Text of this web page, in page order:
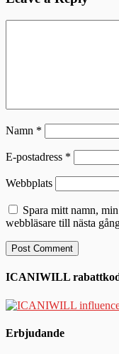
Namn *
E-postadress *
Webbplats
Spara mitt namn,
webbläsare till nästa
ICANIWILL
Erbjudande